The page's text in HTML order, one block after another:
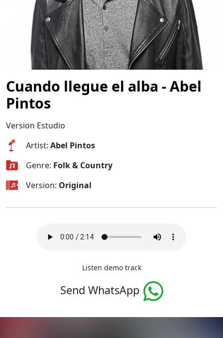
Cuando llegue el alba - Abel
Pintos
Version Estudio
Artist: Abel Pintos
Genre: Folk & Country
Version: Original
Listen demo track
Send WhatsApp